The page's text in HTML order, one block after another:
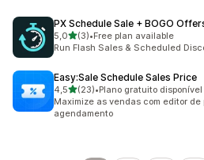
PX Schedule Sale + BOGO
5,0de 5 estrelas
(3)
3 total de avaliações
•Free plan available
Run Flash Sales & Scheduled
Easy:Sale Schedule Sales Price
4,5de 5 estrelas
(23)
23 total de avaliações
•Plano gratuito disponível
Maximize as vendas com editor de
agendamento